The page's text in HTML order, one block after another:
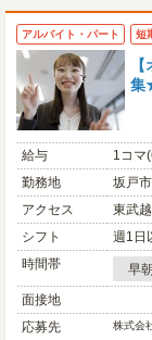
アルバイト・パート 短
集
給与
1コマ
勤務地
坂戸市
アクセス
東武
シフト
週1日
時間帯
早朝
面接地
応募先
株式会